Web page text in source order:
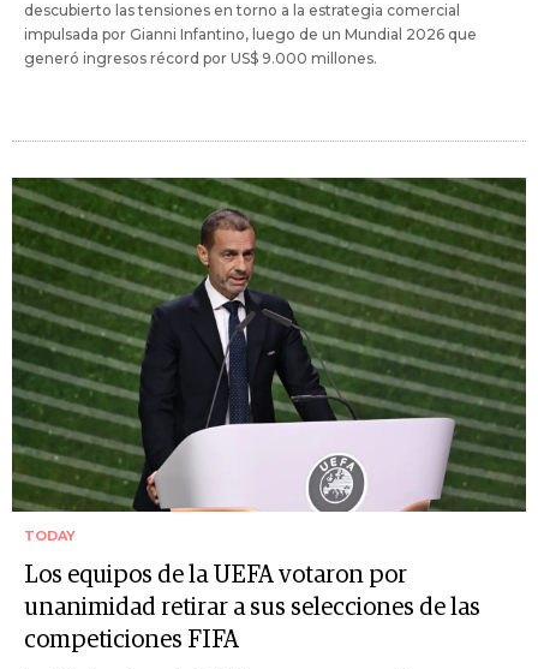
descubierto las tensiones en torno a la estrategia comercial
impulsada por Gianni Infantino, luego de un Mundial 2026 que
generó ingresos récord por US$ 9.000 millones.
TODAY
Los equipos de la UEFA votaron por
unanimidad retirar a sus selecciones de las
competiciones FIFA